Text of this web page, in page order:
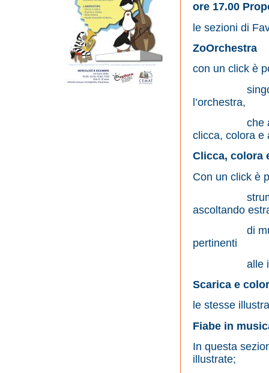
ore 17.00
le sezioni di
con un click è
l’orchestra,
che
clicca, colora e
Clicca,
Con un click è
strumenti
ascoltando
di musica
pertinenti
alle
Scarica
le stesse
Fiabe in
In questa
illustrate;